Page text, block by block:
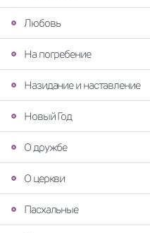
Любовь
На погребение
Назидание и наставление
Новый Год
О дружбе
О церкви
Пасхальные